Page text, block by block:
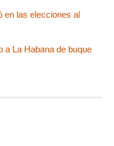
en las elecciones al
a La Habana de buque